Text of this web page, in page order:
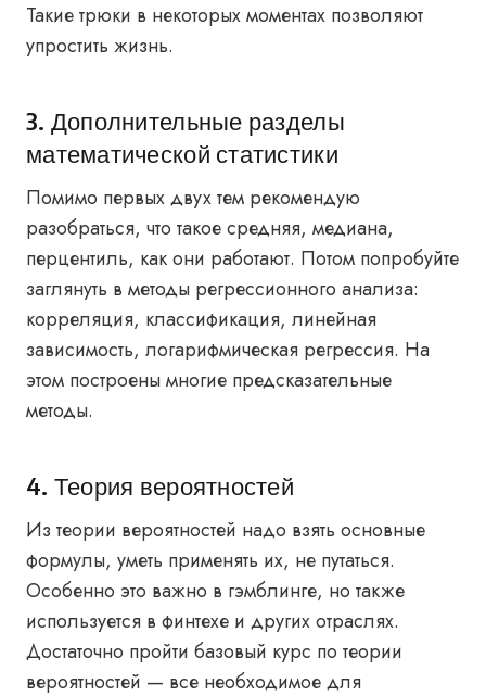
Такие трюки в некоторых моментах позволяют
упростить жизнь.
3. Дополнительные разделы
математической статистики
Помимо первых двух тем рекомендую
разобраться, что такое средняя, медиана,
перцентиль, как они работают. Потом попробуйте
заглянуть в методы регрессионного анализа:
корреляция, классификация, линейная
зависимость, логарифмическая регрессия. На
этом построены многие предсказательные
методы.
4. Теория вероятностей
Из теории вероятностей надо взять основные
формулы, уметь применять их, не путаться.
Особенно это важно в гэмблинге, но также
используется в финтехе и других отраслях.
Достаточно пройти базовый курс по теории
вероятностей — все необходимое для